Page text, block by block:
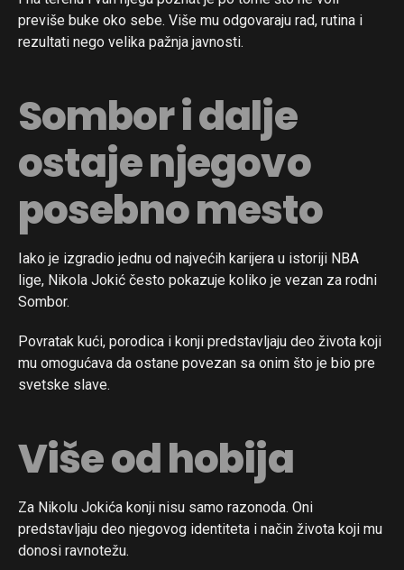
previše buke oko sebe. Više mu odgovaraju rad, rutina i
rezultati nego velika pažnja javnosti.
Sombor i dalje
ostaje njegovo
posebno mesto
Iako je izgradio jednu od najvećih karijera u istoriji NBA
lige, Nikola Jokić često pokazuje koliko je vezan za rodni
Sombor.
Povratak kući, porodica i konji predstavljaju deo života koji
mu omogućava da ostane povezan sa onim što je bio pre
svetske slave.
Više od hobija
Za Nikolu Jokića konji nisu samo razonoda. Oni
predstavljaju deo njegovog identiteta i način života koji mu
donosi ravnotežu.